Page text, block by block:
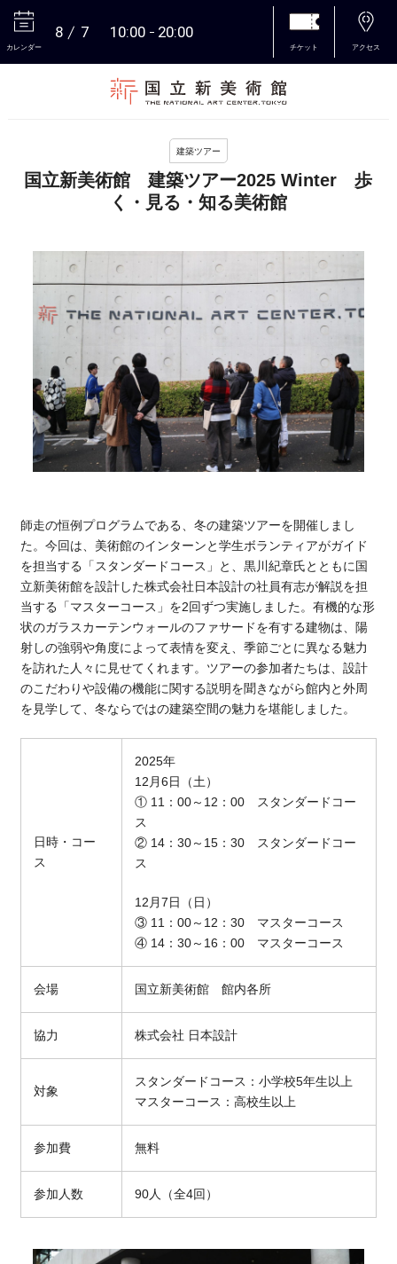
カレンダー
8 7 10:00 20:00
チケット アクセス
建築ツアー
国立新美術館 建築ツアー2025 Winter 歩
く・見る・知る美術館
師走の恒例プログラムである、冬の建築ツアーを開催しまし
た。今回は、美術館のインターンと学生ボランティアがガイド
を担当する「スタンダードコース」と、黒川紀章氏とともに国
立新美術館を設計した株式会社日本設計の社員有志が解説を担
当する「マスターコース」を2回ずつ実施しました。有機的な形
状のガラスカーテンウォールのファサードを有する建物は、陽
射しの強弱や角度によって表情を変え、季節ごとに異なる魅力
を訪れた人々に見せてくれます。ツアーの参加者たちは、設計
のこだわりや設備の機能に関する説明を聞きながら館内と外周
を見学して、冬ならではの建築空間の魅力を堪能しました。
日時・コー
ス
2025年
12 月6日（土）
①11 ： 00～ 12 ： 00スタンダードコー
ス
②14： 30～ 15： 30スタンダードコー
ス
12 月7日（日）
③11 ： 00～ 12 ： 30マスターコース
④ 14：30～16：00 マスターコース
会場 国立新美術館 館内各所
協力 株式会社 日本設計
対象
スタンダードコース：小学校5年生以上
マスターコース：高校生以上
参加費 無料
参加人数 90人（全4回）